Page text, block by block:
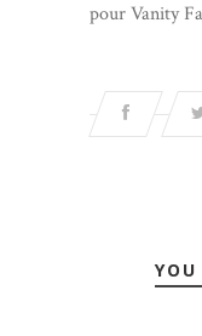
pour Vanity